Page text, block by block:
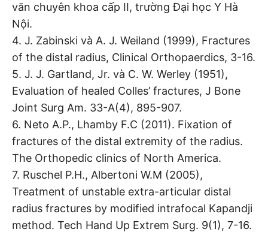
văn chuyên khoa cấp II, trường Đại học Y Hà
Nội.
4. J. Zabinski và A. J. Weiland (1999), Fractures
of the distal radius, Clinical Orthopaerdics, 3-16.
5. J. J. Gartland, Jr. và C. W. Werley (1951),
Evaluation of healed Colles’ fractures, J Bone
Joint Surg Am. 33-A(4), 895-907.
6. Neto A.P., Lhamby F.C (2011). Fixation of
fractures of the distal extremity of the radius.
The Orthopedic clinics of North America.
7. Ruschel P.H., Albertoni W.M (2005),
Treatment of unstable extra-articular distal
radius fractures by modified intrafocal Kapandji
method. Tech Hand Up Extrem Surg. 9(1), 7-16.